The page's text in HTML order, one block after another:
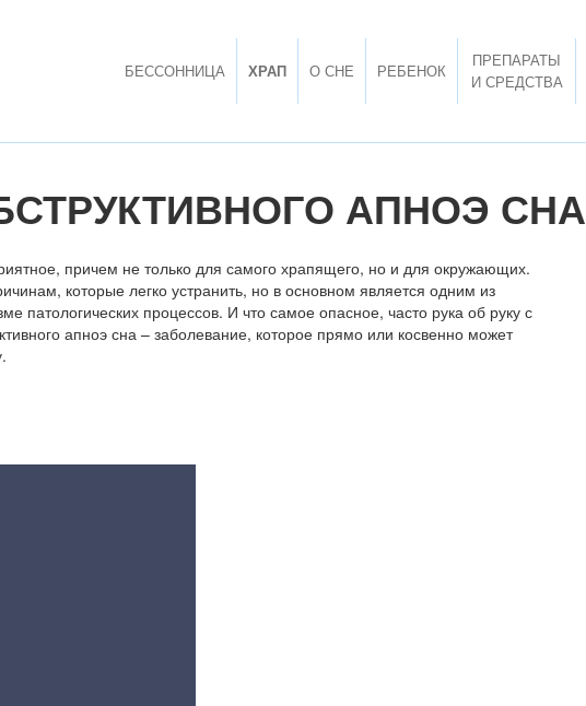
БЕССОННИЦА ХРАП О СНЕ РЕБЕНОК
ПРЕПАРАТЫ
И СРЕДСТВА
АПНОЭ СНА
причем не только для самого храпящего, но и для окружающих.
которые легко устранить, но в основном является одним из
патологических процессов. И что самое опасное, часто рука об руку с
апноэ сна – заболевание, которое прямо или косвенно может